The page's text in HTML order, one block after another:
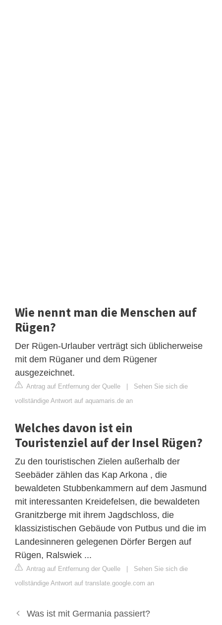
Wie nennt man die Menschen auf
Rügen?
Der Rügen-Urlauber verträgt sich üblicherweise
mit dem Rüganer und dem Rügener
ausgezeichnet.
Antrag auf Entfernung der Quelle | Sehen Sie sich die
vollständige Antwort auf aquamaris.de an
Welches davon ist ein
Touristenziel auf der Insel Rügen?
Zu den touristischen Zielen außerhalb der
Seebäder zählen das Kap Arkona , die
bewaldeten Stubbenkammern auf dem Jasmund
mit interessanten Kreidefelsen, die bewaldeten
Granitzberge mit ihrem Jagdschloss, die
klassizistischen Gebäude von Putbus und die im
Landesinneren gelegenen Dörfer Bergen auf
Rügen, Ralswiek ...
Antrag auf Entfernung der Quelle | Sehen Sie sich die
vollständige Antwort auf translate.google.com an
Was ist mit Germania passiert?